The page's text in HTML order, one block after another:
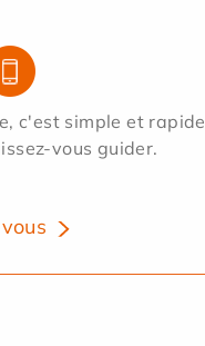
c'est simple et rapide
vous guider.